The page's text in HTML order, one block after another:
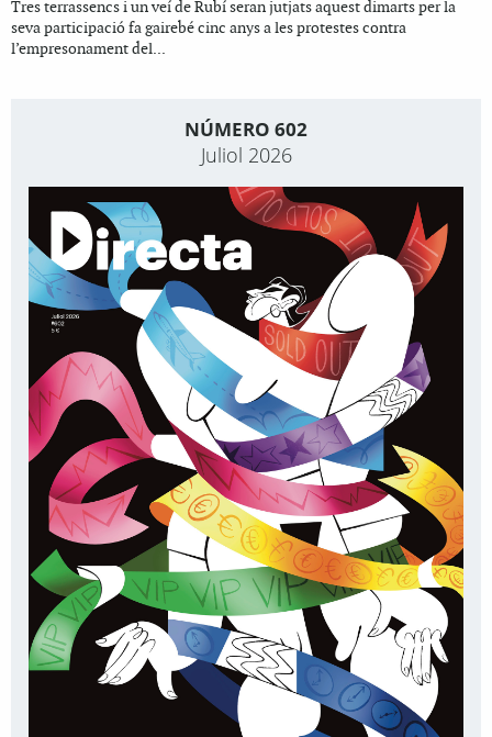
Tres terrassencs i un veí de Rubí seran jutjats aquest dimarts per la
seva participació fa gairebé cinc anys a les protestes contra
l’empresonament del...
NÚMERO 602
Juliol 2026